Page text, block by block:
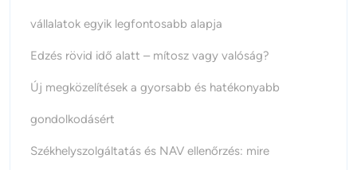
vállalatok egyik legfontosabb alapja
Edzés rövid idő alatt – mítosz vagy valóság?
Új megközelítések a gyorsabb és hatékonyabb
gondolkodásért
Székhelyszolgáltatás és NAV ellenőrzés: mire